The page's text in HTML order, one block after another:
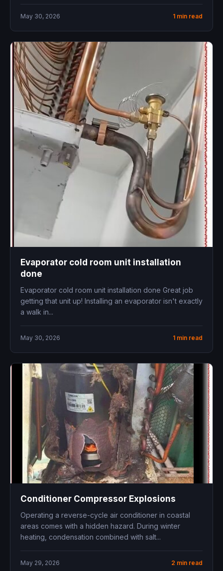
May 30, 2026 1 min read
Evaporator cold room unit installation
done
Evaporator cold room unit installation done Great job
getting that unit up! Installing an evaporator isn't exactly
a walk in...
May 30, 2026 1 min read
Conditioner Compressor Explosions
Operating a reverse-cycle air conditioner in coastal
areas comes with a hidden hazard. During winter
heating, condensation combined with salt...
May 29, 2026 2 min read